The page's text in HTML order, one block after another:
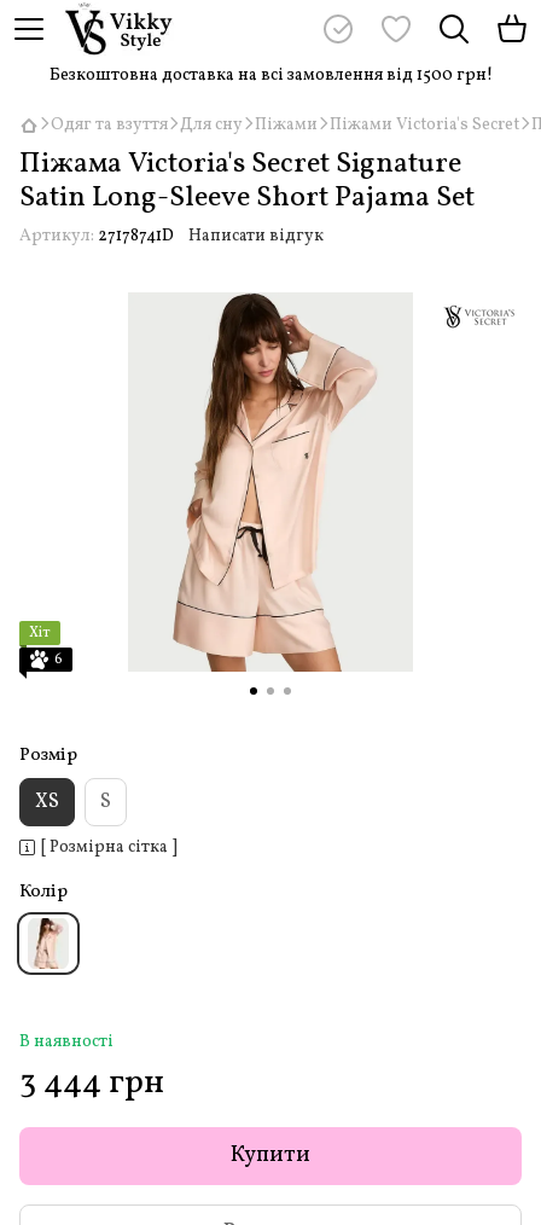
Безкоштовна доставка на всі замовлення від 1500 грн!
Одяг та взуття Для сну Піжами Піжами Victoria's Secret
Піжама Victoria's Secret Signature
Satin Long-Sleeve Short Pajama Set
Артикул: 27178741D Написати відгук
Хіт
6
Розмір
XS S
[ Розмірна сітка ]
Колір
В наявності
3 444 грн
Купити